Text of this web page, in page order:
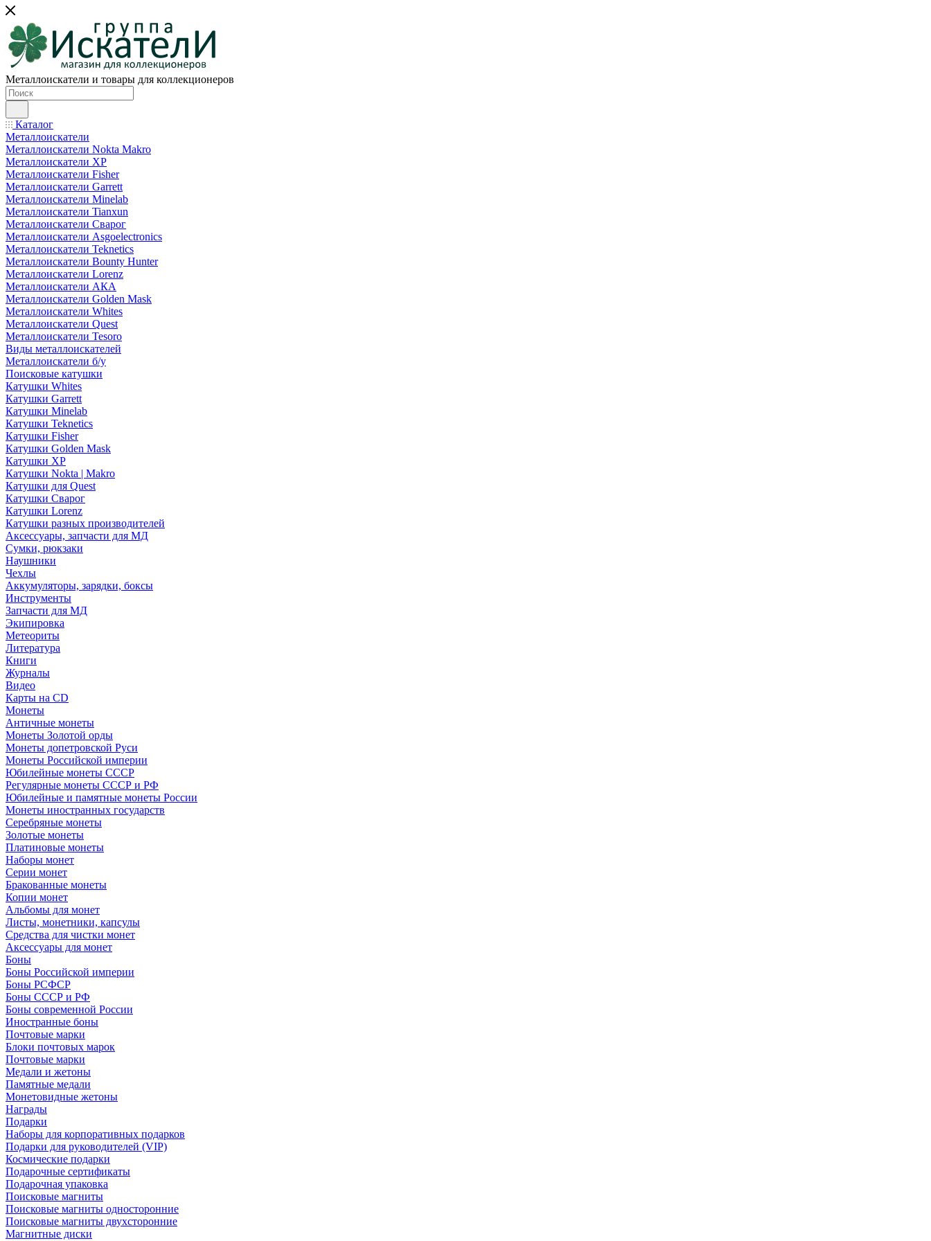
Металлоискатели и товары для коллекционеров
Каталог
Металлоискатели
Металлоискатели Nokta Makro
Металлоискатели XP
Металлоискатели Fisher
Металлоискатели Garrett
Металлоискатели Minelab
Металлоискатели Tianxun
Металлоискатели Сварог
Металлоискатели Asgoelectronics
Металлоискатели Teknetics
Металлоискатели Bounty Hunter
Металлоискатели Lorenz
Металлоискатели АКА
Металлоискатели Golden Mask
Металлоискатели Whites
Металлоискатели Quest
Металлоискатели Tesoro
Виды металлоискателей
Металлоискатели б/у
Поисковые катушки
Катушки Whites
Катушки Garrett
Катушки Minelab
Катушки Teknetics
Катушки Fisher
Катушки Golden Mask
Катушки XP
Катушки Nokta | Makro
Катушки для Quest
Катушки Сварог
Катушки Lorenz
Катушки разных производителей
Аксессуары, запчасти для МД
Сумки, рюкзаки
Наушники
Чехлы
Аккумуляторы, зарядки, боксы
Инструменты
Запчасти для МД
Экипировка
Метеориты
Литература
Книги
Журналы
Видео
Карты на CD
Монеты
Античные монеты
Монеты Золотой орды
Монеты допетровской Руси
Монеты Российской империи
Юбилейные монеты СССР
Регулярные монеты СССР и РФ
Юбилейные и памятные монеты России
Монеты иностранных государств
Серебряные монеты
Золотые монеты
Платиновые монеты
Наборы монет
Серии монет
Бракованные монеты
Копии монет
Альбомы для монет
Листы, монетники, капсулы
Средства для чистки монет
Аксессуары для монет
Боны
Боны Российской империи
Боны РСФСР
Боны СССР и РФ
Боны современной России
Иностранные боны
Почтовые марки
Блоки почтовых марок
Почтовые марки
Медали и жетоны
Памятные медали
Монетовидные жетоны
Награды
Подарки
Наборы для корпоративных подарков
Подарки для руководителей (VIP)
Космические подарки
Подарочные сертификаты
Подарочная упаковка
Поисковые магниты
Поисковые магниты односторонние
Поисковые магниты двухсторонние
Магнитные диски